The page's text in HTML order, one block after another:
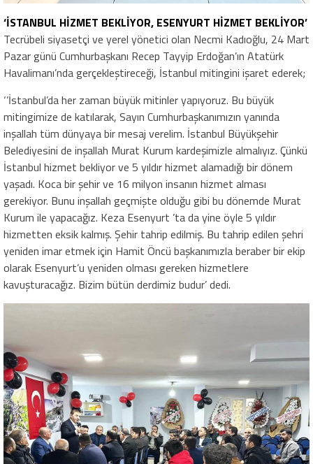
‘İSTANBUL HİZMET BEKLİYOR, ESENYURT HİZMET BEKLİYOR’
Tecrübeli siyasetçi ve yerel yönetici olan Necmi Kadıoğlu, 24 Mart
Pazar günü Cumhurbaşkanı Recep Tayyip Erdoğan’ın Atatürk
Havalimanı’nda gerçekleştireceği, İstanbul mitingini işaret ederek;
‘’İstanbul’da her zaman büyük mitinler yapıyoruz. Bu büyük
mitingimize de katılarak, Sayın Cumhurbaşkanımızın yanında
inşallah tüm dünyaya bir mesaj verelim. İstanbul Büyükşehir
Belediyesini de inşallah Murat Kurum kardeşimizle almalıyız. Çünkü
İstanbul hizmet bekliyor ve 5 yıldır hizmet alamadığı bir dönem
yaşadı. Koca bir şehir ve 16 milyon insanın hizmet alması
gerekiyor. Bunu inşallah geçmişte olduğu gibi bu dönemde Murat
Kurum ile yapacağız. Keza Esenyurt ’ta da yine öyle 5 yıldır
hizmetten eksik kalmış. Şehir tahrip edilmiş. Bu tahrip edilen şehri
yeniden imar etmek için Hamit Öncü başkanımızla beraber bir ekip
olarak Esenyurt’u yeniden olması gereken hizmetlere
kavuşturacağız. Bizim bütün derdimiz budur’ dedi.